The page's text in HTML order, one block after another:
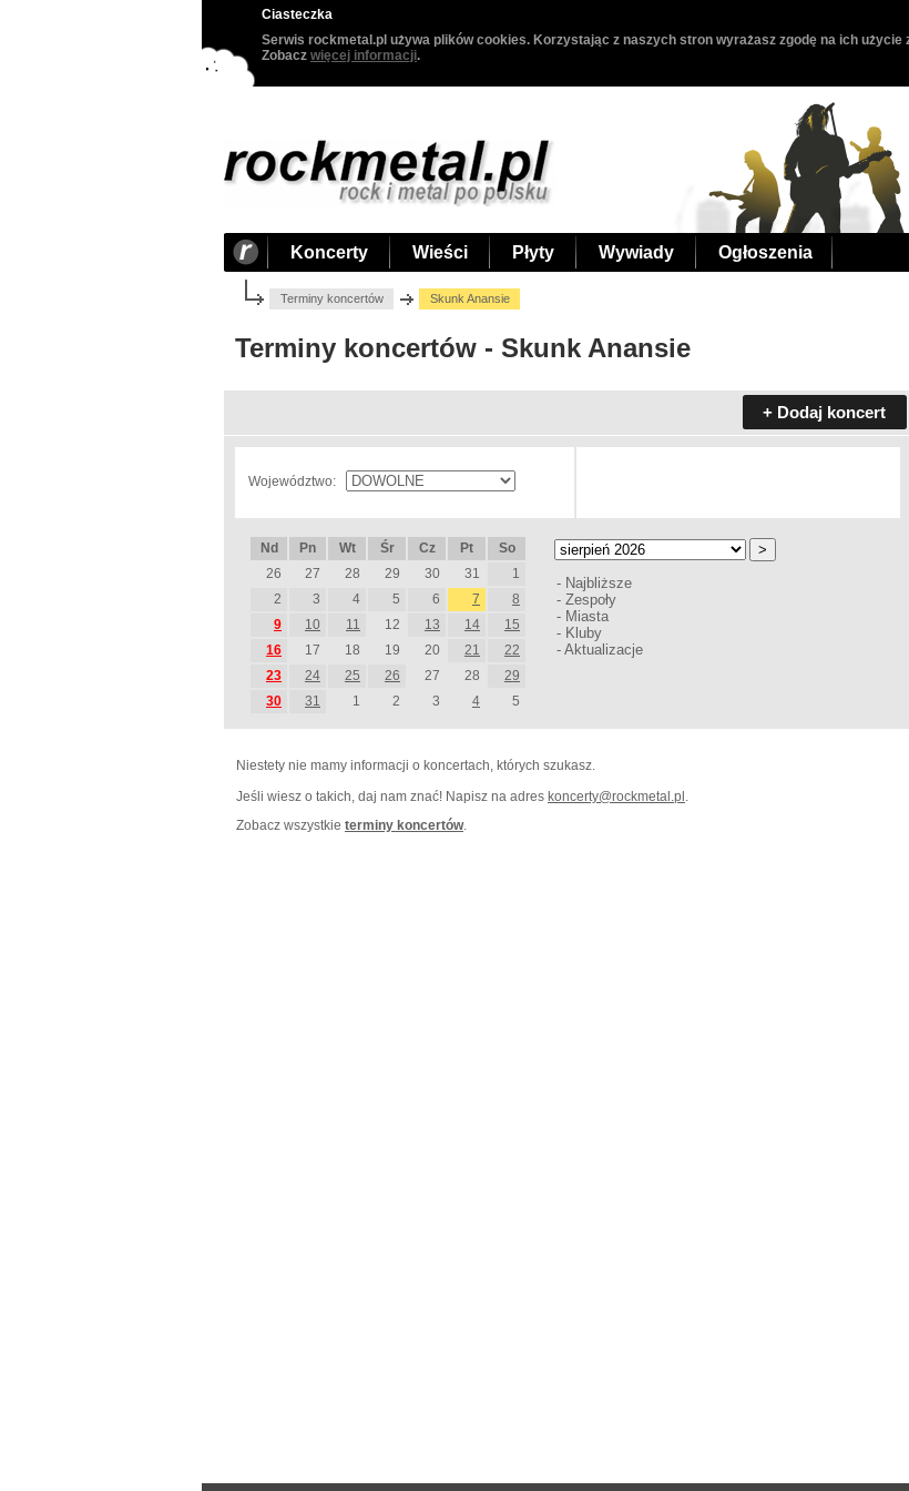
Ciasteczka
Serwis rockmetal.pl używa plików cookies. Korzystając z naszych stron wyrażasz zgodę na ich użycie
Zobacz więcej informacji.
Koncerty Wieści Płyty Wywiady Ogłoszenia
Terminy koncertów Skunk Anansie
Terminy koncertów - Skunk Anansie
+ Dodaj koncert
Województwo:
Nd Pn Wt Śr Cz Pt
So
26
27 28 29 30 31
1
2
3 4 5 6 7
8
9
10 11 12 13 14
15
16
17 18 19 20 21
22
23
24 25 26 27 28
29
30
31 1 2 3 4 5
- Najbliższe
- Zespoły
- Miasta
- Kluby
- Aktualizacje
Niestety nie mamy informacji o koncertach, których szukasz.
Jeśli wiesz o takich, daj nam znać! Napisz na adres koncerty@rockmetal.pl .
Zobacz wszystkie terminy koncertów.